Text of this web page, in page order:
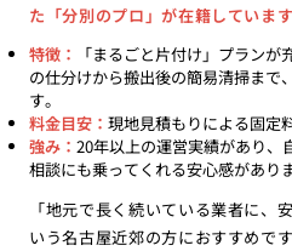
た「分別のプロ」が在籍しています
特徴：
「まるごと片付け」プラン
の仕分けから搬出後の簡易清掃まで
す。
料金目安： 現地見積もりによる固定
強み： 20年以上の運営実績があり、
相談にも乗ってくれる安心感があり
「地元で長く続いている業者に、
いう名古屋近郊の方におすすめです